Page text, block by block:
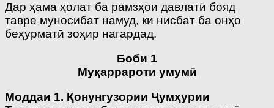
Дар ҳама ҳолат ба рамзҳои давлатӣ бояд
тавре муносибат намуд, ки нисбат ба онҳо
беҳурматӣ зоҳир нагардад.
Боби 1
Муқаррароти умумӣ
Моддаи 1. Қонунгузории Ҷумҳурии